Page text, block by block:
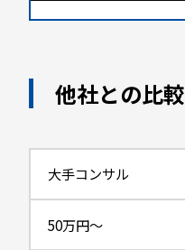
他社との比較
大手コンサル
50万円〜